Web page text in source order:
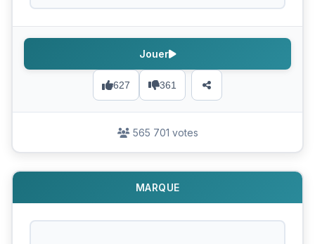
627 361
Jouer
565 701 votes
MARQUE